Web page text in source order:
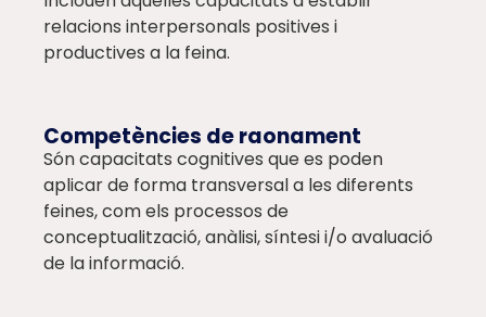
relacions interpersonals positives i
productives a la feina.
Competències de raonament
Són capacitats cognitives que es poden
aplicar de forma transversal a les diferents
feines, com els processos de
conceptualització, anàlisi, síntesi i/o avaluació
de la informació.